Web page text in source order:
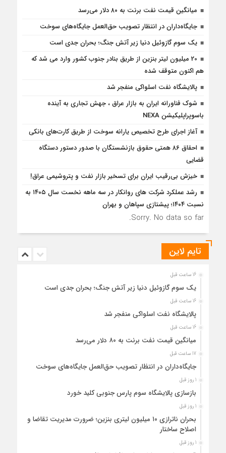
میانگین قیمت نفت برنت به ۸۰ دلار می‌رسد
جایگاه‌داران در انتظار تصویب حق‌العمل جایگاه‌های سوخت
یک سوم گازوئیل دنیا زیر آتش جنگ؛ بحران جدی است
20 میلیون لیتر بنزین از طریق بنادر جنوب کشور وارد می شد که
هم اکنون متوقف شده
پالایشگاه نفت اسلواکی منفجر شد
شوک فناورانه ایران به بازار عراق ، جهش تجاری به آینده
باسوپراپلیکیشن NEXA
آغاز اجرای طرح تخصیص یارانه سوخت از طریق کارت‌های بانکی
احقاق ۸۶ همتی حقوق بازنشستگان با صدور دستور دستگاه
قضایی
خیزش بی‌رقیب ایران برای تسخیر بازار نفت و پتروشیمی عراق!
رشد عملکرد شرکت های روانکار در سه ماهه نخست سال ۱۴۰۵ به
نسبت ۱۴۰۴؛ پیشتازی سپاهان و بهران
Sorry. No data so far.
تایم لاین
16 ساعت قبل
یک سوم گازوئیل دنیا زیر آتش جنگ؛ بحران جدی است
16 ساعت قبل
پالایشگاه نفت اسلواکی منفجر شد
16 ساعت قبل
میانگین قیمت نفت برنت به ۸۰ دلار می‌رسد
17 ساعت قبل
جایگاه‌داران در انتظار تصویب حق‌العمل جایگاه‌های سوخت
1 روز قبل
بازسازی پالایشگاه سوم پارس جنوبی کلید خورد
1 روز قبل
بحران ناترازی ۱۰ میلیون لیتری بنزین؛ ضرورت مدیریت تقاضا و
اصلاح ساختار
1 روز قبل